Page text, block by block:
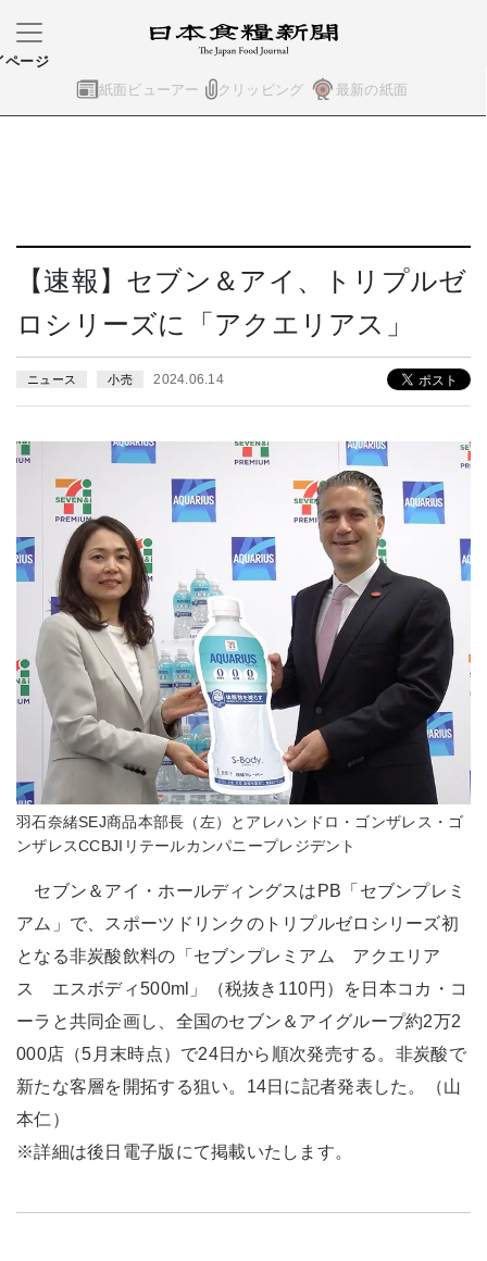
紙面ビューアー クリッピング 最新の紙面
ページ
【速報】セブン＆アイ、トリプルゼ
ロシリーズに「アクエリアス」
ニュース 小売 2024.06.14
羽石奈緒SEJ商品本部長（左）とアレハンドロ・ゴンザレス・ゴ
ンザレスCCBJIリテールカンパニープレジデント
セブン＆アイ・ホールディングスはPB「セブンプレミ
アム」で、スポーツドリンクのトリプルゼロシリーズ初
となる非炭酸飲料の「セブンプレミアム アクエリア
ス エスボディ500ml」（税抜き110円）を日本コカ・コ
ーラと共同企画し、全国のセブン＆アイグループ約2万2
000店（5月末時点）で24日から順次発売する。非炭酸で
新たな客層を開拓する狙い。14日に記者発表した。（山
本仁）
※詳細は後日電子版にて掲載いたします。